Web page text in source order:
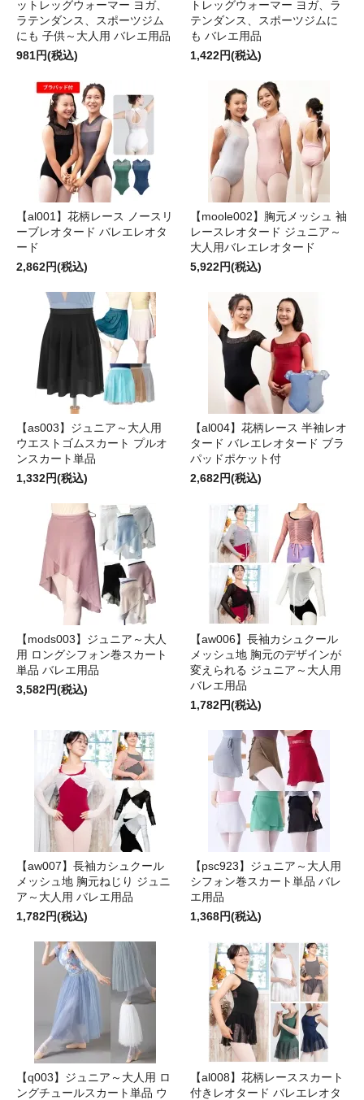
ットレッグウォーマー ヨガ、
ラテンダンス、スポーツジム
にも 子供～大人用 バレエ用品
981円(税込)
トレッグウォーマー ヨガ、ラ
テンダンス、スポーツジムに
も バレエ用品
1,422円(税込)
【al001】花柄レース ノースリ
ーブレオタード バレエレオタ
ード
2,862円(税込)
【moole002】胸元メッシュ 袖
レースレオタード ジュニア～
大人用バレエレオタード
5,922円(税込)
【as003】ジュニア～大人用
ウエストゴムスカート プルオ
ンスカート単品
1,332円(税込)
【al004】花柄レース 半袖レオ
タード バレエレオタード ブラ
パッドポケット付
2,682円(税込)
【mods003】ジュニア～大人
用 ロングシフォン巻スカート
単品 バレエ用品
3,582円(税込)
【aw006】長袖カシュクール
メッシュ地 胸元のデザインが
変えられる ジュニア～大人用
バレエ用品
1,782円(税込)
【aw007】長袖カシュクール
メッシュ地 胸元ねじり ジュニ
ア～大人用 バレエ用品
1,782円(税込)
【psc923】ジュニア～大人用
シフォン巻スカート単品 バレ
エ用品
1,368円(税込)
【q003】ジュニア～大人用 ロ
ングチュールスカート単品 ウ
【al008】花柄レーススカート
付きレオタード バレエレオタ